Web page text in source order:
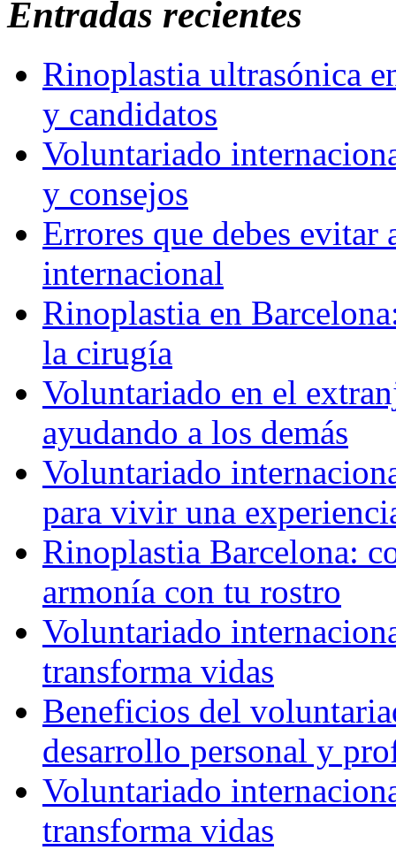
Entradas recientes
Rinoplastia ultrasónica
y candidatos
Voluntariado
y consejos
Errores que debes
internacional
Rinoplastia en
la cirugía
Voluntariado en el
ayudando a los demás
Voluntariado
para vivir una
Rinoplastia Barcelona:
armonía con tu rostro
Voluntariado
transforma vidas
Beneficios del
desarrollo personal y
Voluntariado
transforma vidas